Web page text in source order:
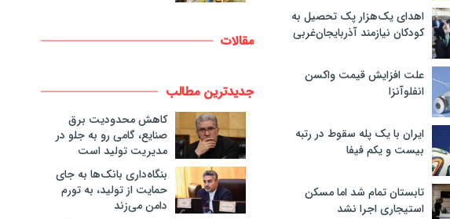
اهدای یک‌هزار پک تحصیل به
کودکان نیازمند آذربایجان‌غربی
علت افزایش قیمت واکسن
انفلوآنزا
ایران با یک پله سقوط در رتبه
بیست و یکم فیفا
تابستان تمام شد اما مسکن
استیجاری اجرا نشد
مقالات
جدیدترین مطالب
کاهش محدودیت برق
صنایع، گامی رو به جلو در
مدیریت تولید است
بنگاه‌داری بانک‌ها به جای
حمایت از تولید، به تورم
دامن می‌زند